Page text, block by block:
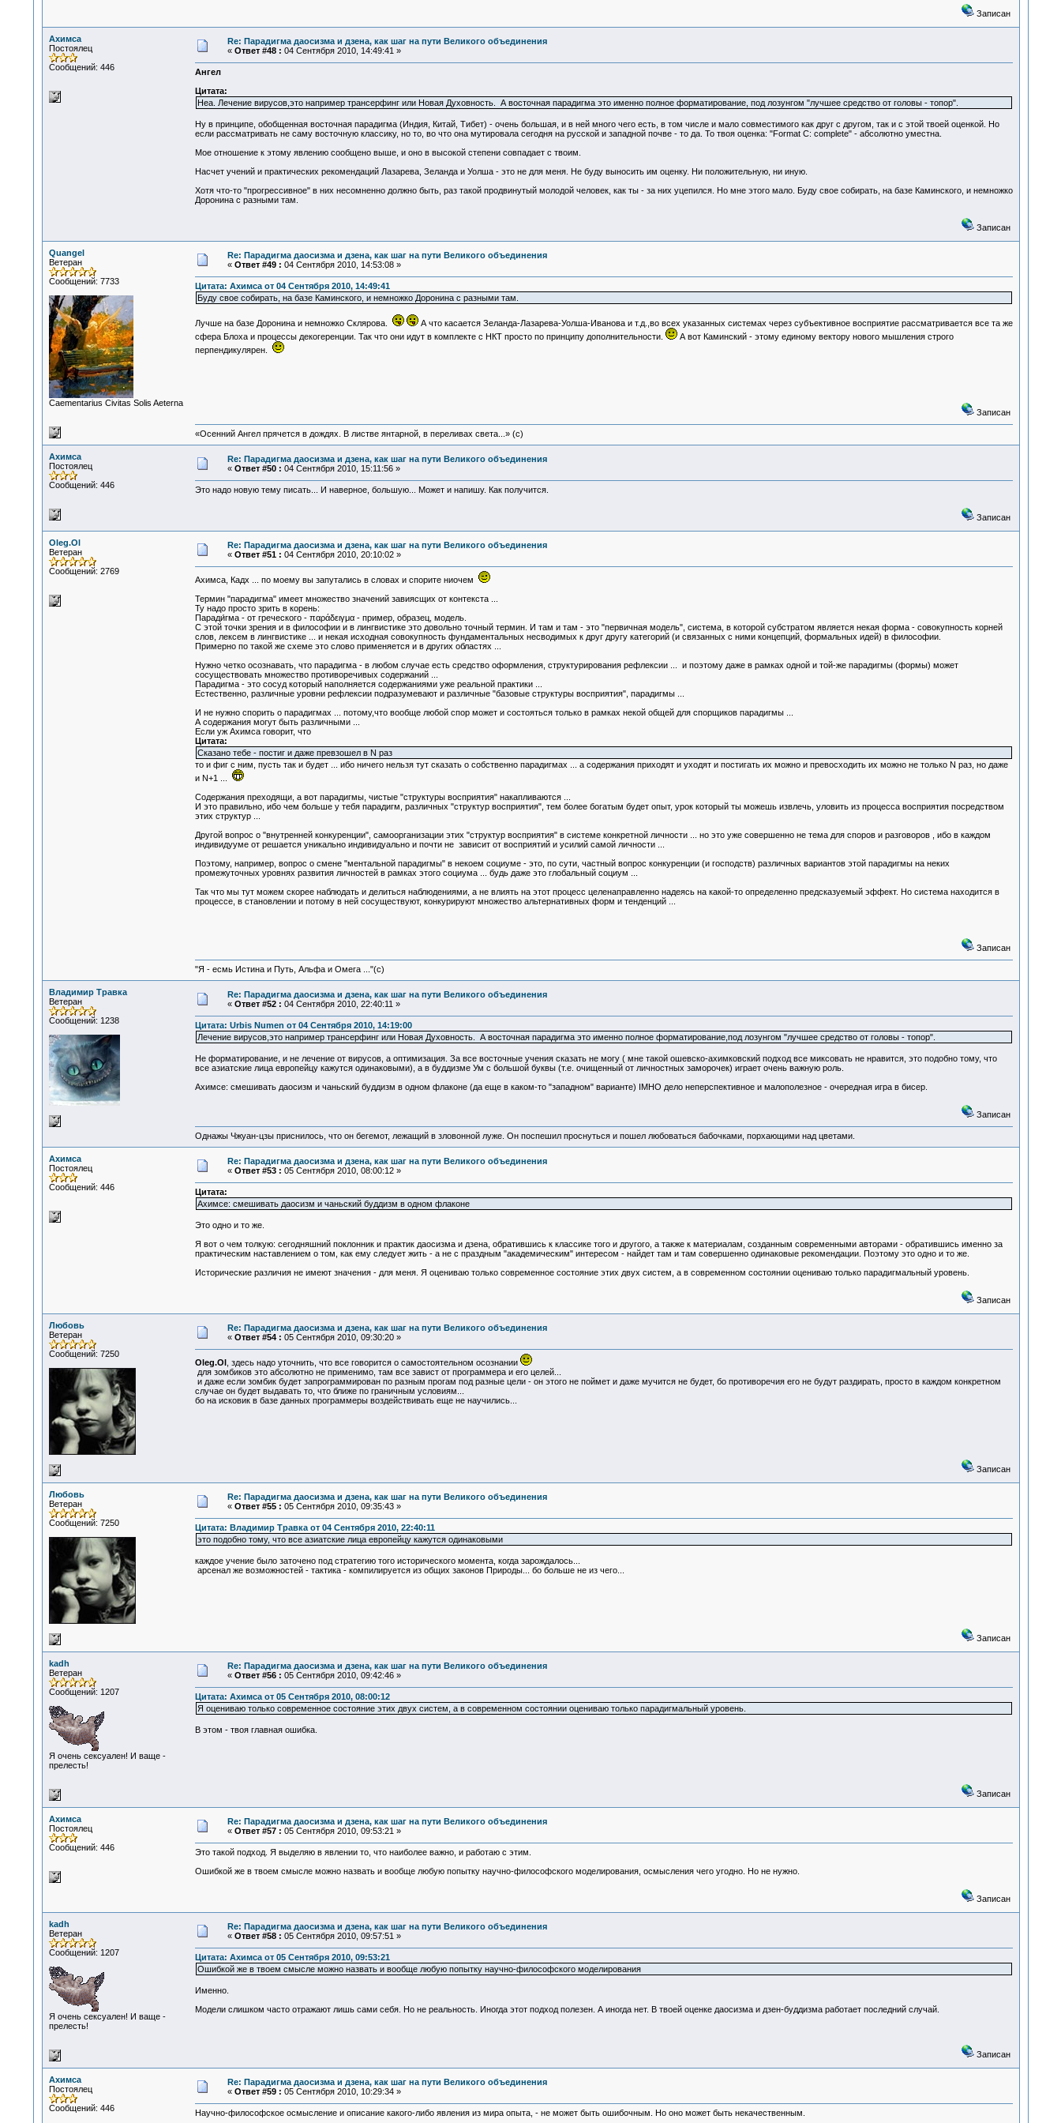
Записан
Ахимса
Постоялец
Сообщений: 446
Re: Парадигма даосизма и дзена, как шаг на пути Великого объединения
« Ответ #48 : 04 Сентября 2010, 14:49:41 »
Ангел
Цитата:
Неа. Лечение вирусов,это например трансерфинг или Новая Духовность. А восточная парадигма это именно полное форматирование, под лозунгом "лучшее средство от головы - топор".
Ну в принципе, обобщенная восточная парадигма (Индия, Китай, Тибет) - очень большая, и в ней много чего есть, в том числе и мало совместимого как друг с другом, так и с этой твоей оценкой. Но
если рассматривать не саму восточную классику, но то, во что она мутировала сегодня на русской и западной почве - то да. То твоя оценка: "Format C: соmplete" - абсолютно уместна.
Мое отношение к этому явлению сообщено выше, и оно в высокой степени совпадает с твоим.
Насчет учений и практических рекомендаций Лазарева, Зеланда и Уолша - это не для меня. Не буду выносить им оценку. Ни положительную, ни иную.
Хотя что-то "прогрессивное" в них несомненно должно быть, раз такой продвинутый молодой человек, как ты - за них уцепился. Но мне этого мало. Буду свое собирать, на базе Каминского, и немножко
Доронина с разными там.
Записан
Quangel
Ветеран
Сообщений: 7733
Сaementarius Civitas Solis Aeterna
Re: Парадигма даосизма и дзена, как шаг на пути Великого объединения
« Ответ #49 : 04 Сентября 2010, 14:53:08 »
Цитата: Ахимса от 04 Сентября 2010, 14:49:41
Буду свое собирать, на базе Каминского, и немножко Доронина с разными там.
Лучше на базе Доронина и немножко Склярова.
А что касается Зеланда-Лазарева-Уолша-Иванова и т.д.,во всех указанных системах через субъективное восприятие рассматривается все та же
сфера Блоха и процессы декогеренции. Так что они идут в комплекте с НКТ просто по принципу дополнительности.
А вот Каминский - этому единому вектору нового мышления строго
перпендикулярен.
Записан
«Осенний Ангел прячется в дождях. В листве янтарной, в переливах света...» (c)
Ахимса
Постоялец
Сообщений: 446
Re: Парадигма даосизма и дзена, как шаг на пути Великого объединения
« Ответ #50 : 04 Сентября 2010, 15:11:56 »
Это надо новую тему писать... И наверное, большую... Может и напишу. Как получится.
Записан
Oleg.Ol
Ветеран
Сообщений: 2769
Re: Парадигма даосизма и дзена, как шаг на пути Великого объединения
« Ответ #51 : 04 Сентября 2010, 20:10:02 »
Ахимса, Кадх ... по моему вы запутались в словах и спорите ниочем
Термин "парадигма" имеет множество значений завиясщих от контекста ...
Ту надо просто зрить в корень:
Паради́гма - от греческого - παράδειγμα - пример, образец, модель.
С этой точки зрения и в философии и в лингвистике это довольно точный термин. И там и там - это "первичная модель", система, в которой субстратом является некая форма - совокупность корней
слов, лексем в лингвистике ... и некая исходная совокупность фундаментальных несводимых к друг другу категорий (и связанных с ними концепций, формальных идей) в философии.
Примерно по такой же схеме это слово применяется и в других областях ...
Нужно четко осознавать, что парадигма - в любом случае есть средство оформления, структурирования рефлексии ... и поэтому даже в рамках одной и той-же парадигмы (формы) может
сосуществовать множество противоречивых содержаний ...
Парадигма - это сосуд который наполняется содержаниями уже реальной практики ...
Естественно, различные уровни рефлексии подразумевают и различные "базовые структуры восприятия", парадигмы ...
И не нужно спорить о парадигмах ... потому,что вообще любой спор может и состояться только в рамках некой общей для спорщиков парадигмы ...
А содержания могут быть различными ...
Если уж Ахимса говорит, что
Цитата:
Сказано тебе - постиг и даже превзошел в N раз
то и фиг с ним, пусть так и будет ... ибо ничего нельзя тут сказать о собственно парадигмах ... а содержания приходят и уходят и постигать их можно и превосходить их можно не только N раз, но даже
и N+1 ...
Содержания преходящи, а вот парадигмы, чистые "структуры восприятия" накапливаются ...
И это правильно, ибо чем больше у тебя парадигм, различных "структур восприятия", тем более богатым будет опыт, урок который ты можешь извлечь, уловить из процесса восприятия посредством
этих структур ...
Другой вопрос о "внутренней конкуренции", самоорганизации этих "структур восприятия" в системе конкретной личности ... но это уже совершенно не тема для споров и разговоров , ибо в каждом
индивидууме от решается уникально индивидуально и почти не зависит от восприятий и усилий самой личности ...
Поэтому, например, вопрос о смене "ментальной парадигмы" в некоем социуме - это, по сути, частный вопрос конкуренции (и господств) различных вариантов этой парадигмы на неких
промежуточных уровнях развития личностей в рамках этого социума ... будь даже это глобальный социум ...
Так что мы тут можем скорее наблюдать и делиться наблюдениями, а не влиять на этот процесс целенаправленно надеясь на какой-то определенно предсказуемый эффект. Но система находится в
процессе, в становлении и потому в ней сосуществуют, конкурируют множество альтернативных форм и тенденций ...
Записан
"Я - есмь Истина и Путь, Альфа и Омега ..."(с)
Владимир Травка
Ветеран
Сообщений: 1238
Re: Парадигма даосизма и дзена, как шаг на пути Великого объединения
« Ответ #52 : 04 Сентября 2010, 22:40:11 »
Цитата: Urbis Numen от 04 Сентября 2010, 14:19:00
Лечение вирусов,это например трансерфинг или Новая Духовность. А восточная парадигма это именно полное форматирование,под лозунгом "лучшее средство от головы - топор".
Не форматирование, и не лечение от вирусов, а оптимизация. За все восточные учения сказать не могу ( мне такой ошевско-ахимковский подход все миксовать не нравится, это подобно тому, что
все азиатские лица европейцу кажутся одинаковыми), а в буддизме Ум с большой буквы (т.е. очищенный от личностных заморочек) играет очень важную роль.
Ахимсе: смешивать даосизм и чаньский буддизм в одном флаконе (да еще в каком-то "западном" варианте) IMHO дело неперспективное и малополезное - очередная игра в бисер.
Записан
Однажы Чжуан-цзы приснилось, что он бегемот, лежащий в зловонной луже. Он поспешил проснуться и пошел любоваться бабочками, порхающими над цветами.
Ахимса
Постоялец
Сообщений: 446
Re: Парадигма даосизма и дзена, как шаг на пути Великого объединения
« Ответ #53 : 05 Сентября 2010, 08:00:12 »
Цитата:
Ахимсе: смешивать даосизм и чаньский буддизм в одном флаконе
Это одно и то же.
Я вот о чем толкую: сегодняшний поклонник и практик даосизма и дзена, обратившись к классике того и другого, а также к материалам, созданным современными авторами - обратившись именно за
практическим наставлением о том, как ему следует жить - а не с праздным "академическим" интересом - найдет там и там совершенно одинаковые рекомендации. Поэтому это одно и то же.
Исторические различия не имеют значения - для меня. Я оцениваю только современное состояние этих двух систем, а в современном состоянии оцениваю только парадигмальный уровень.
Записан
Любовь
Ветеран
Сообщений: 7250
Re: Парадигма даосизма и дзена, как шаг на пути Великого объединения
« Ответ #54 : 05 Сентября 2010, 09:30:20 »
Oleg.Ol
, здесь надо уточнить, что все говорится о самостоятельном осознании
для зомбиков это абсолютно не применимо, там все завист от программера и его целей...
и даже если зомбик будет запрограммирован по разным прогам под разные цели - он этого не поймет и даже мучится не будет, бо противоречия его не будут раздирать, просто в каждом конкретном
случае он будет выдавать то, что ближе по граничным условиям...
бо на исковик в базе данных программеры воздействивать еще не научились...
Записан
Любовь
Ветеран
Сообщений: 7250
Re: Парадигма даосизма и дзена, как шаг на пути Великого объединения
« Ответ #55 : 05 Сентября 2010, 09:35:43 »
Цитата: Владимир Травка от 04 Сентября 2010, 22:40:11
это подобно тому, что все азиатские лица европейцу кажутся одинаковыми
каждое учение было заточено под стратегию того исторического момента, когда зарождалось...
арсенал же возможностей - тактика - компилируется из общих законов Природы... бо больше не из чего...
Записан
kadh
Ветеран
Сообщений: 1207
Я очень сексуален! И ваще -
прелесть!
Re: Парадигма даосизма и дзена, как шаг на пути Великого объединения
« Ответ #56 : 05 Сентября 2010, 09:42:46 »
Цитата: Ахимса от 05 Сентября 2010, 08:00:12
Я оцениваю только современное состояние этих двух систем, а в современном состоянии оцениваю только парадигмальный уровень.
В этом - твоя главная ошибка.
Записан
Ахимса
Постоялец
Сообщений: 446
Re: Парадигма даосизма и дзена, как шаг на пути Великого объединения
« Ответ #57 : 05 Сентября 2010, 09:53:21 »
Это такой подход. Я выделяю в явлении то, что наиболее важно, и работаю с этим.
Ошибкой же в твоем смысле можно назвать и вообще любую попытку научно-философского моделирования, осмысления чего угодно. Но не нужно.
Записан
kadh
Ветеран
Сообщений: 1207
Я очень сексуален! И ваще -
прелесть!
Re: Парадигма даосизма и дзена, как шаг на пути Великого объединения
« Ответ #58 : 05 Сентября 2010, 09:57:51 »
Цитата: Ахимса от 05 Сентября 2010, 09:53:21
Ошибкой же в твоем смысле можно назвать и вообще любую попытку научно-философского моделирования
Именно.
Модели слишком часто отражают лишь сами себя. Но не реальность. Иногда этот подход полезен. А иногда нет. В твоей оценке даосизма и дзен-буддизма работает последний случай.
Записан
Ахимса
Постоялец
Сообщений: 446
Re: Парадигма даосизма и дзена, как шаг на пути Великого объединения
« Ответ #59 : 05 Сентября 2010, 10:29:34 »
Научно-философское осмысление и описание какого-либо явления из мира опыта, - не может быть ошибочным. Но оно может быть некачественным.